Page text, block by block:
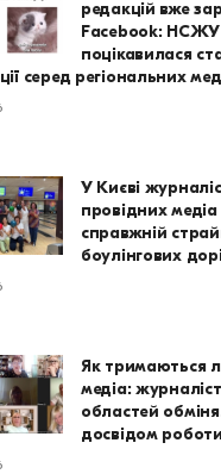
редакцій вже
Facebook: НСЖУ
поцікавилася
серед регіональних
У Києві
провідних
справжній
боулінгових
Як тримаються
медіа:
областей
досвідом роботи